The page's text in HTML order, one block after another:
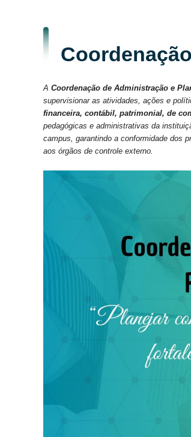
A Coordenação de Administração e
supervisionar as atividades, ações e
financeira, contábil, patrimonial, de
pedagógicas e administrativas da
campus, garantindo a conformidade dos
aos órgãos de controle externo.